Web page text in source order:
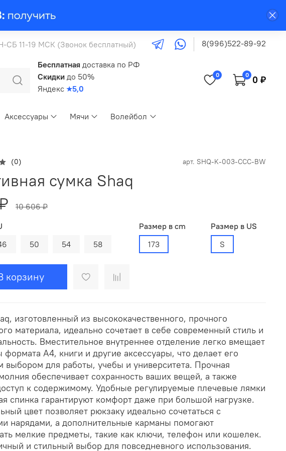
СБ 11-19 МСК (Звонок бесплатный) 8(996)522-89-92
Бесплатная доставка по РФ
Скидки до 50%
Яндекс ★5,0
0 0 0 ₽
Аксессуары Мячи
Волейбол
(0) арт. SHQ-K-003-CCC-BW
сумка Shaq
10 606 ₽
50 54 58
Размер в cm
173
Размер в US
S
корзину
изготовленный из высококачественного, прочного
материала, идеально сочетает в себе современный стиль и
Вместительное внутреннее отделение легко вмещает
формата А4, книги и другие аксессуары, что делает его
выбором для работы, учебы и университета. Прочная
обеспечивает сохранность ваших вещей, а также
к содержимому. Удобные регулируемые плечевые лямки
спинка гарантируют комфорт даже при большой нагрузке.
цвет позволяет рюкзаку идеально сочетаться с
нарядами, а дополнительные карманы помогают
мелкие предметы, такие как ключи, телефон или кошелек.
и стильный выбор для повседневного использования.